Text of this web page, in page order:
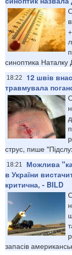
синоптика Наталку
18:22
12 швів
травмувала
струс, пише
18:21
Можлива
в України
критична, - BILD
запасів